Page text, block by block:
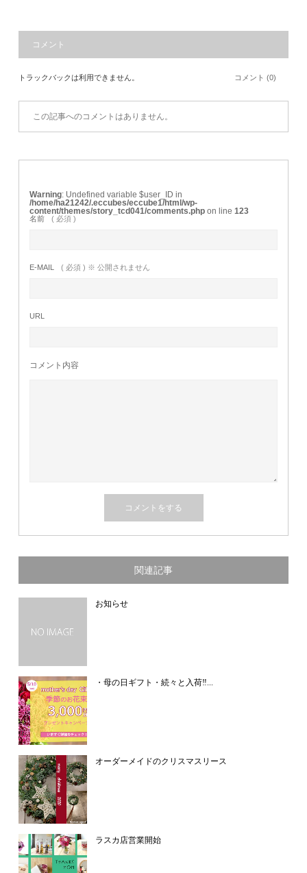
コメント
トラックバックは利用できません。 コメント (0)
この記事へのコメントはありません。
Warning : Undefined variable $user_ID in
/home/ha21242/.eccubes/eccube1/html/wp-
content/themes/story_tcd041/comments.php on line123
名前 ( 必須 )
E-MAIL ( 必須 ) ※ 公開されません
URL
コメント内容
関連記事
お知らせ
・母の日ギフト・続々と入荷‼...
オーダーメイドのクリスマスリース
ラスカ店営業開始